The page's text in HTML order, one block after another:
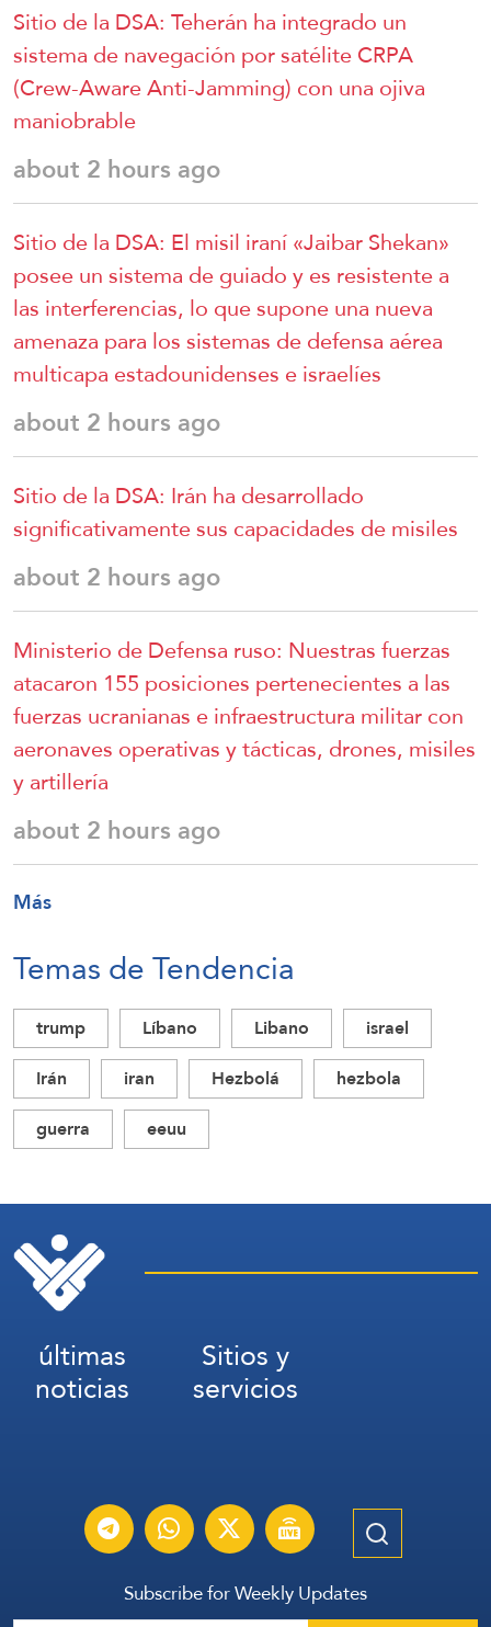
Sitio de la DSA: Teherán ha integrado un
sistema de navegación por satélite CRPA
(Crew-Aware Anti-Jamming) con una ojiva
maniobrable
about 2 hours ago
Sitio de la DSA: El misil iraní «Jaibar Shekan»
posee un sistema de guiado y es resistente a
las interferencias, lo que supone una nueva
amenaza para los sistemas de defensa aérea
multicapa estadounidenses e israelíes
about 2 hours ago
Sitio de la DSA: Irán ha desarrollado
significativamente sus capacidades de misiles
about 2 hours ago
Ministerio de Defensa ruso: Nuestras fuerzas
atacaron 155 posiciones pertenecientes a las
fuerzas ucranianas e infraestructura militar con
aeronaves operativas y tácticas, drones, misiles
y artillería
about 2 hours ago
Más
Temas de Tendencia
trump Líbano Libano
israel
Irán
iran Hezbolá
hezbola
guerra
eeuu
últimas
noticias
Sitios y
servicios
Subscribe for Weekly Updates